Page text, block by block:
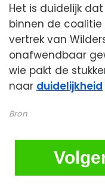
Het is duidelijk
binnen de
vertrek van
onafwendbaar
wie pakt de
naar duidelijkheid
Bron